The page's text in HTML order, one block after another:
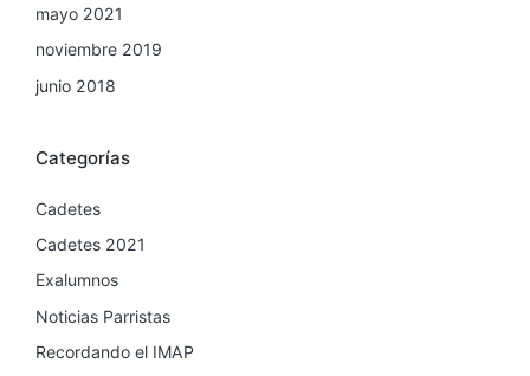
mayo 2021
noviembre 2019
junio 2018
Categorías
Cadetes
Cadetes 2021
Exalumnos
Noticias Parristas
Recordando el IMAP